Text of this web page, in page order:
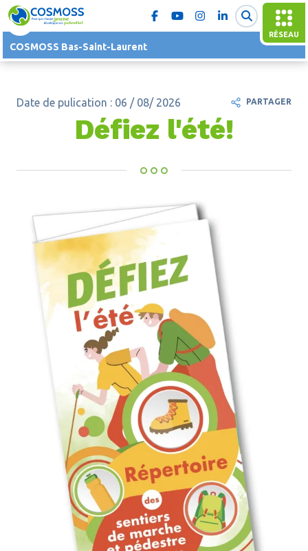
RÉSEAU
COSMOSS Bas-Saint-Laurent
Date de pulication : 06 / 08/ 2026
Défiez l'été!
PARTAGER